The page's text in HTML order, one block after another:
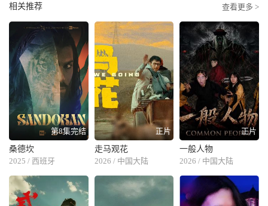
相关推荐 查看更多 >
第8集完结
桑德坎
2025 / 西班牙
正片
走马观花
2026 / 中国大陆
正片
一般人物
2026 / 中国大陆